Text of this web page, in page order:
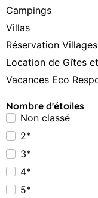
Campings
Villas
Réservation
Location de Gîtes
Vacances Eco
Nombre d'étoiles
Non classé
2*
3*
4*
5*